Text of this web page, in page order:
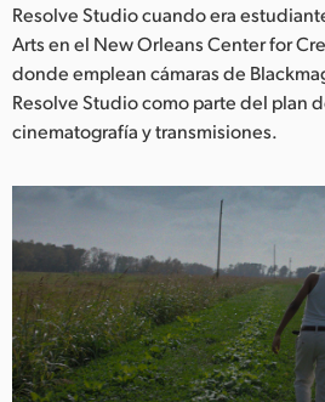
Resolve Studio cuando era
Arts en el New Orleans Center for
donde emplean cámaras de
Resolve Studio como parte del plan
cinematografía y transmisiones.